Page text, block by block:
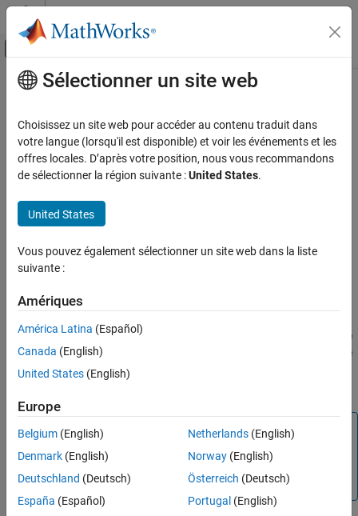
Passer au contenu
Activer/désactiver l'affichage du menu
Accueil de la documentation
Build Automation
ON THIS PAGE
Syntax
Description
Input Arguments
Examples
Version History
Contenu principal
addCodeCoverage
Class:matlab.buildtool.tasks.TestTask
Namespace:matlab.buildtool.tasks
Since R2024a
expand all in page
task = addCodeCoverage(task,results)
Description
= addCodeCoverage(
to produce
the specified code coverage results for the MATLAB
source code
defined in itsSourceFiles
Note
To use the
addCodeCoverage
method, you must first specify
your source code by setting the
the task.
Sélectionner un site web
Choisissez un site web pour accéder au contenu traduit dans
votre langue (lorsqu'il est disponible) et voir les événements et les
offres locales. D’après votre position, nous vous recommandons
de sélectionner la région suivante :United States.
United States
Vous pouvez également sélectionner un site web dans la liste
suivante :
Amériques
América Latina (Español)
Canada (English)
United States (English)
Europe
Belgium (English)
Denmark (English)
Deutschland (Deutsch)
España (Español)
Netherlands(English)
Norway(English)
Österreich (Deutsch)
Portugal (English)